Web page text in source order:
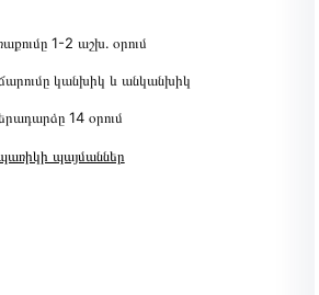
1-2 աշխ․ օրում
կանխիկ և անկանխիկ
14 օրում
պայմաններ